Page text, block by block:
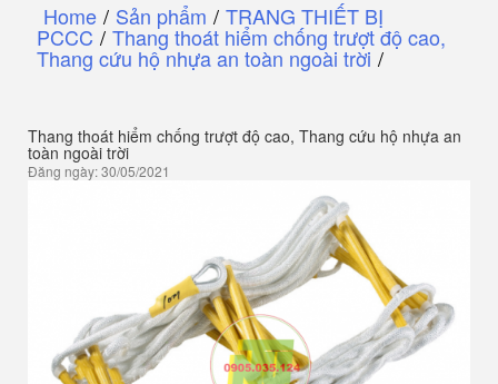
Home / Sản phẩm / TRANG THIẾT BỊ
PCCC / Thang thoát hiểm chống trượt độ cao,
Thang cứu hộ nhựa an toàn ngoài trời /
Thang thoát hiểm chống trượt độ cao, Thang cứu hộ nhựa an
toàn ngoài trời
Đăng ngày: 30/05/2021